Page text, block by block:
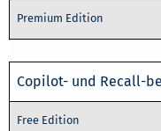
Copilot- und Recall-